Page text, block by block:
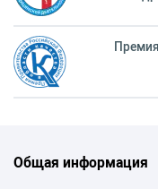
Общая информация